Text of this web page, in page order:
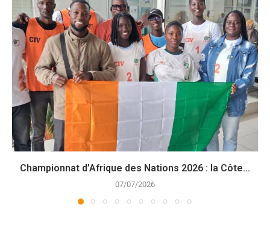
Championnat d’Afrique des Nations 2026 : la Côte...
07/07/2026